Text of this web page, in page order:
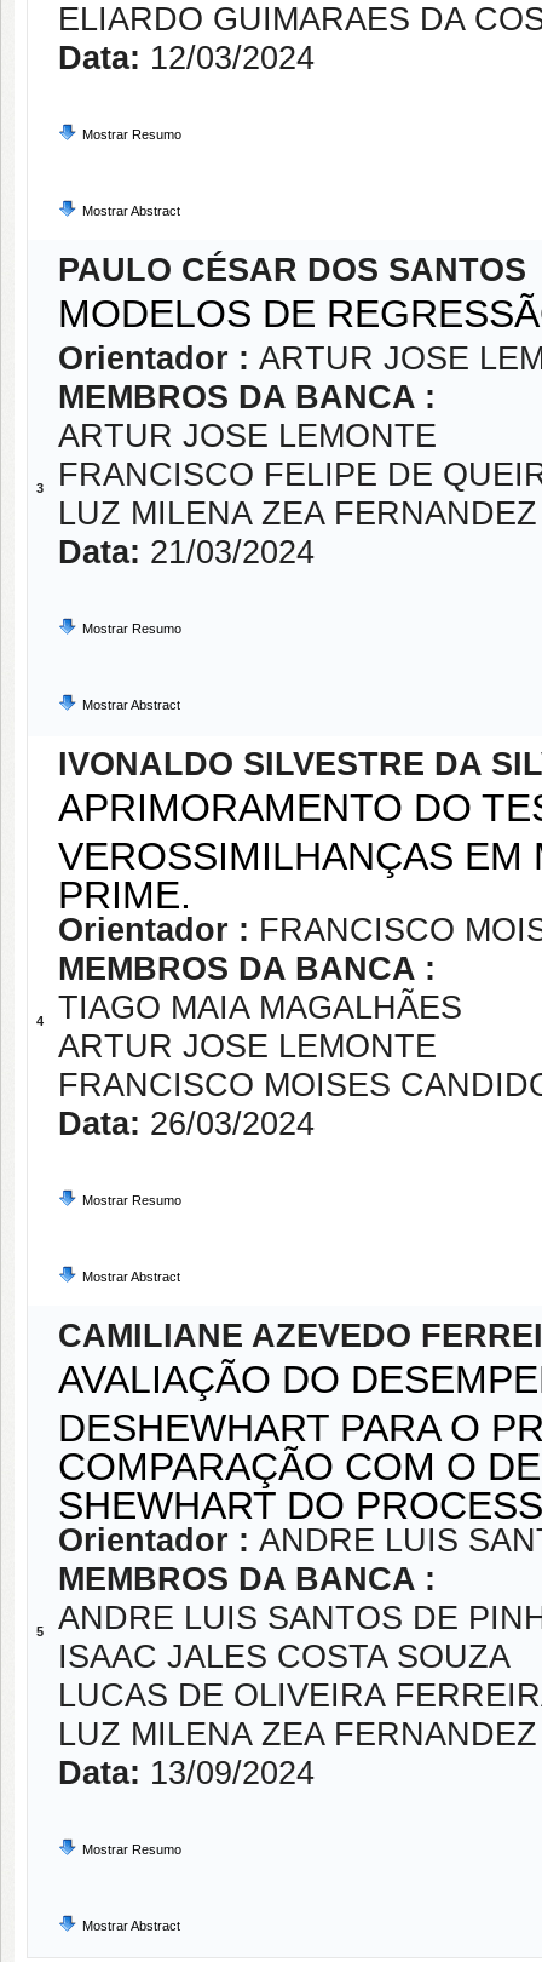
ELIARDO GUIMARAES DA
Data: 12/03/2024
Mostrar Resumo
Mostrar Abstract
3
PAULO CÉSAR DOS SANTOS
MODELOS DE
Orientador : ARTUR JOSE
MEMBROS DA BANCA :
ARTUR JOSE LEMONTE
FRANCISCO FELIPE DE
LUZ MILENA ZEA FERNANDEZ
Data: 21/03/2024
Mostrar Resumo
Mostrar Abstract
4
IVONALDO SILVESTRE DA
APRIMORAMENTO DO
VEROSSIMILHANÇAS EM
PRIME.
Orientador : FRANCISCO
MEMBROS DA BANCA :
TIAGO MAIA MAGALHÃES
ARTUR JOSE LEMONTE
FRANCISCO MOISES
Data: 26/03/2024
Mostrar Resumo
Mostrar Abstract
5
CAMILIANE AZEVEDO
AVALIAÇÃO DO
DESHEWHART PARA O
COMPARAÇÃO COM O
SHEWHART DO
Orientador : ANDRE LUIS
MEMBROS DA BANCA :
ANDRE LUIS SANTOS DE
ISAAC JALES COSTA SOUZA
LUCAS DE OLIVEIRA
LUZ MILENA ZEA FERNANDEZ
Data: 13/09/2024
Mostrar Resumo
Mostrar Abstract